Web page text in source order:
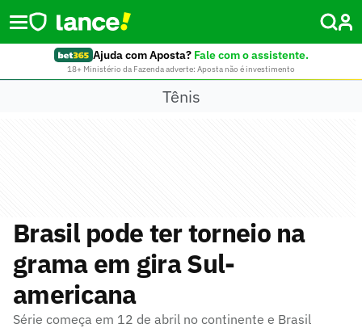
Ajuda com Aposta? Fale com o assistente.
18+ Ministério da Fazenda adverte: Aposta não é investimento
Tênis
Brasil pode ter torneio na
grama em gira Sul-
americana
Série começa em 12 de abril no continente e Brasil